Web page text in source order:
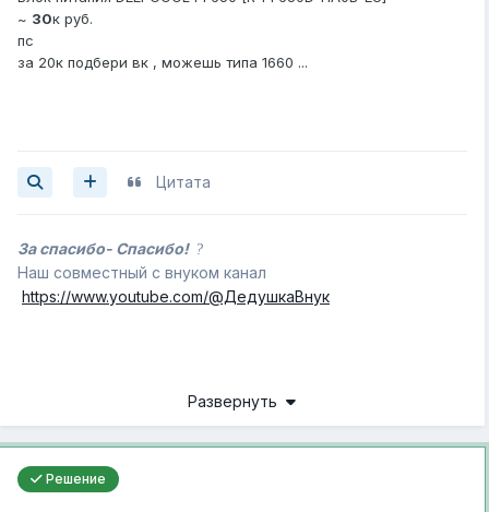
~ 30к руб.
пс
за 20к подбери вк , можешь типа 1660 ...
Цитата
За спасибо- Спасибо! ?
Наш совместный с внуком канал
https://www.youtube.com/@ДедушкаВнук
Развернуть
Решение